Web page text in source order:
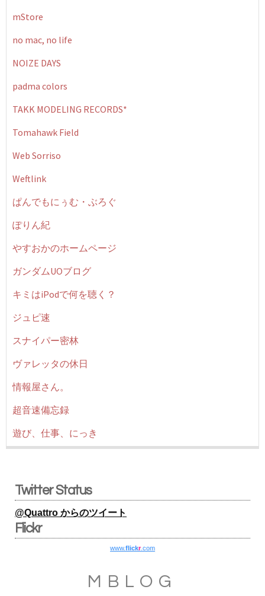
mStore
no mac, no life
NOIZE DAYS
padma colors
TAKK MODELING RECORDS*
Tomahawk Field
Web Sorriso
Weftlink
ぱんでもにぅむ・ぶろぐ
ぽりん紀
やすおかのホームページ
ガンダムUOブログ
キミはiPodで何を聴く？
ジュピ速
スナイパー密林
ヴァレッタの休日
情報屋さん。
超音速備忘録
遊び、仕事、にっき
Twitter Status
@Quattro からのツイート
Flickr
www.flickr.com
MBLOG